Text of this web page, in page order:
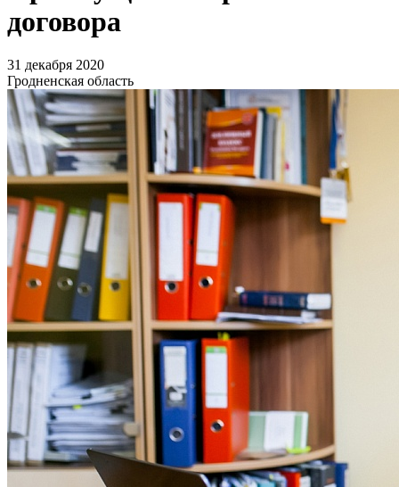
договора
31 декабря 2020
Гродненская область